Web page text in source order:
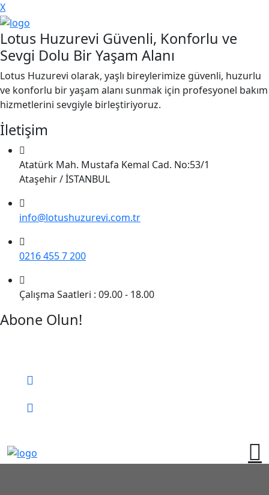
X
Lotus Huzurevi Güvenli, Konforlu ve
Sevgi Dolu Bir Yaşam Alanı
Lotus Huzurevi olarak, yaşlı bireylerimize güvenli, huzurlu
ve konforlu bir yaşam alanı sunmak için profesyonel bakım
hizmetlerini sevgiyle birleştiriyoruz.
İletişim
Atatürk Mah. Mustafa Kemal Cad. No:53/1
Ataşehir / İSTANBUL
info@lotushuzurevi.com.tr
0216 455 7 200
Çalışma Saatleri : 09.00 - 18.00
Abone Olun!